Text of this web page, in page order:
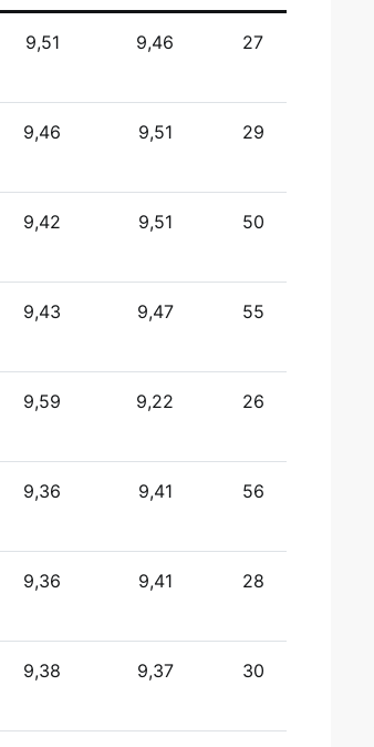
9,51 9,46 27
9,46 9,51 29
9,42 9,51 50
9,43 9,47 55
9,59 9,22 26
9,36 9,41 56
9,36 9,41 28
9,38 9,37 30